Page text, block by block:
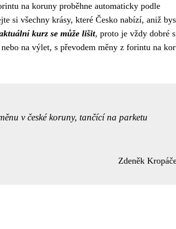
na koruny proběhne automaticky podle
si všechny krásy, které Česko nabízí, aniž
kurz se může lišit, proto je vždy dobré
na výlet, s převodem měny z forintu na
v české koruny, tančící na parketu
Zdeněk